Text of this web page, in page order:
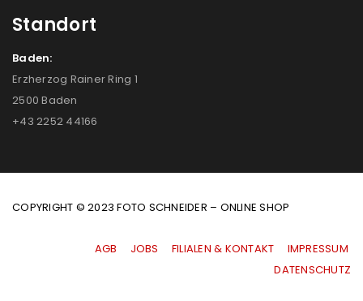
Standort
Baden:
Erzherzog Rainer Ring 1
2500 Baden
+43 2252 44166
COPYRIGHT © 2023 FOTO SCHNEIDER – ONLINE SHOP
AGB JOBS FILIALEN & KONTAKT
IMPRESSUM
|DATENSCHUTZ